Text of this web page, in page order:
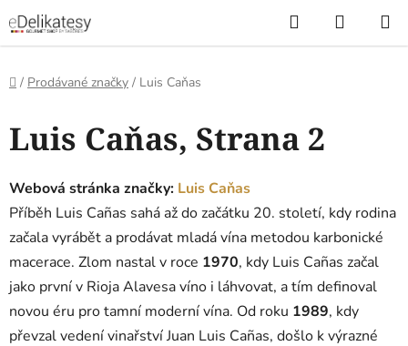
na
obsah
Hledat
KOŠÍK
Domů
/ Prodávané značky / Luis Caňas
Luis Caňas, Strana 2
Webová stránka značky: Luis Caňas
Příběh Luis Cañas sahá až do začátku 20. století, kdy rodina
začala vyrábět a prodávat mladá vína metodou karbonické
macerace. Zlom nastal v roce 1970, kdy Luis Cañas začal
jako první v Rioja Alavesa víno i láhvovat, a tím definoval
novou éru pro tamní moderní vína. Od roku 1989, kdy
převzal vedení vinařství Juan Luis Cañas, došlo k výrazné
ý
p
i
s
p
r
o
d
u